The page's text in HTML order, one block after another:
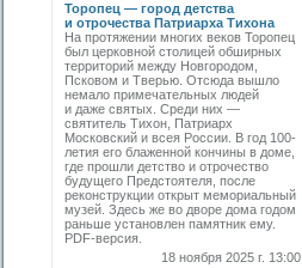
Торопец — город детства
и отрочества Патриарха Тихона
На протяжении многих веков Торопец
был церковной столицей обширных
территорий между Новгородом,
Псковом и Тверью. Отсюда вышло
немало примечательных людей
и даже святых. Среди них —
святитель Тихон, Патриарх
Московский и всея России. В год 100-
летия его блаженной кончины в доме,
где прошли детство и отрочество
будущего Предстоятеля, после
реконструкции открыт мемориальный
музей. Здесь же во дворе дома годом
раньше установлен памятник ему.
PDF-версия.
18 ноября 2025 г. 13:00